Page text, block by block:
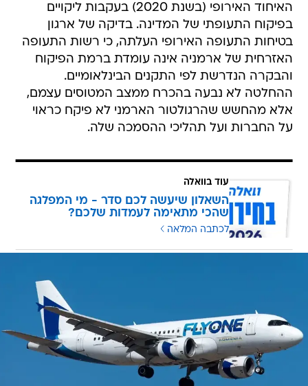
האיחוד האירופי (בשנת 2020) בעקבות ליקויים
בפיקוח התעופתי של המדינה. בדיקה של ארגון
בטיחות התעופה האירופי העלתה, כי רשות התעופה
האזרחית של ארמניה אינה עומדת ברמת הפיקוח
והבקרה הנדרשת לפי התקנים הבינלאומיים.
ההחלטה לא נבעה בהכרח ממצב המטוסים עצמם,
אלא מהחשש שהרגולטור הארמני לא פיקח כראוי
על החברות ועל תהליכי ההסמכה שלה.
עוד בוואלה
השאלון שיעשה לכם סדר - מי המפלגה
שהכי מתאימה לעמדות שלכם?
לכתבה המלאה